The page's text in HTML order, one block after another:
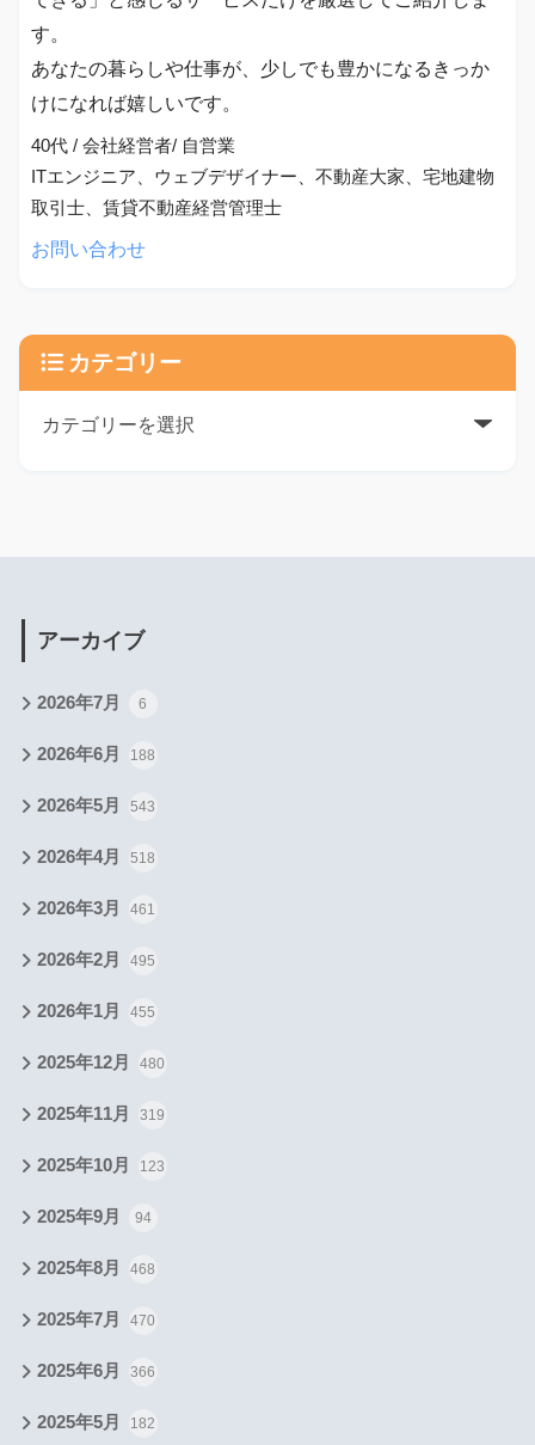
す。
あなたの暮らしや仕事が、少しでも豊かになるきっか
けになれば嬉しいです。
40代 / 会社経営者/ 自営業
ITエンジニア、ウェブデザイナー、不動産大家、宅地建物
取引士、賃貸不動産経営管理士
お問い合わせ
カテゴリー
アーカイブ
2026年7月 6
2026年6月 188
2026年5月 543
2026年4月 518
2026年3月 461
2026年2月 495
2026年1月 455
2025年12月 480
2025年11月 319
2025年10月 123
2025年9月 94
2025年8月 468
2025年7月 470
2025年6月 366
2025年5月 182